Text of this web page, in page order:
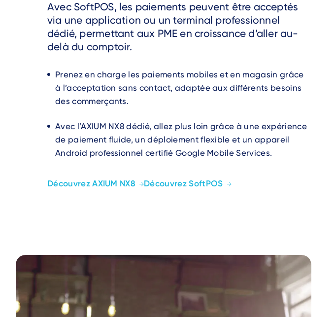
Avec SoftPOS, les paiements peuvent être acceptés
via une application ou un terminal professionnel
dédié, permettant aux PME en croissance d’aller au-
delà du comptoir.
Prenez en charge les paiements mobiles et en magasin grâce
à l’acceptation sans contact, adaptée aux différents besoins
des commerçants.
Avec l’AXIUM NX8 dédié, allez plus loin grâce à une expérience
de paiement fluide, un déploiement flexible et un appareil
Android professionnel certifié Google Mobile Services.
Découvrez AXIUM NX8 Découvrez SoftPOS